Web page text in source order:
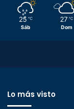
25 ℃
Sáb
27 ℃
Dom
Lo más visto